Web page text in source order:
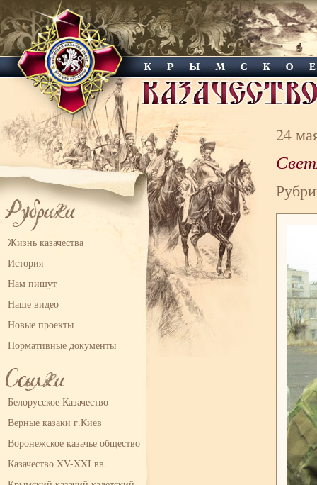
Жизнь казачества
История
Нам пишут
Наше видео
Новые проекты
Нормативные документы
Белорусское Казачество
Верные казаки г.Киев
Воронежское казачье общество
Казачество XV-XXI вв.
24